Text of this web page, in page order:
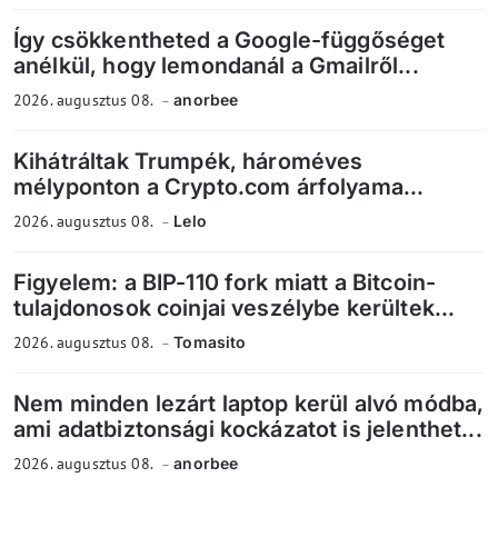
Így csökkentheted a Google-függőséget
anélkül, hogy lemondanál a Gmailről...
2026. augusztus 08. anorbee
Kihátráltak Trumpék, hároméves
mélyponton a Crypto.com árfolyama...
2026. augusztus 08. Lelo
Figyelem: a BIP-110 fork miatt a Bitcoin-
tulajdonosok coinjai veszélybe kerültek...
2026. augusztus 08. Tomasito
Nem minden lezárt laptop kerül alvó módba,
ami adatbiztonsági kockázatot is jelenthet...
2026. augusztus 08. anorbee